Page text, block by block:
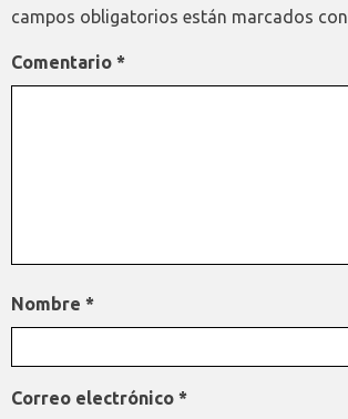
campos obligatorios están marcados con
Comentario *
Nombre *
Correo electrónico *